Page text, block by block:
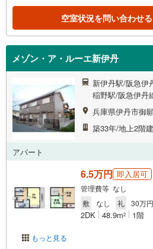
空室状況を問い合わせる
メゾン・ア・ルーエ新伊丹
新伊丹駅/阪急伊
稲野駅/阪急伊丹
兵庫県伊丹市御
築33年/地上2階
アパート
もっと見る
6.5万円 即入居可
管理費等 なし
敷
なし 礼 30万円
2DK 48.9m2 1階